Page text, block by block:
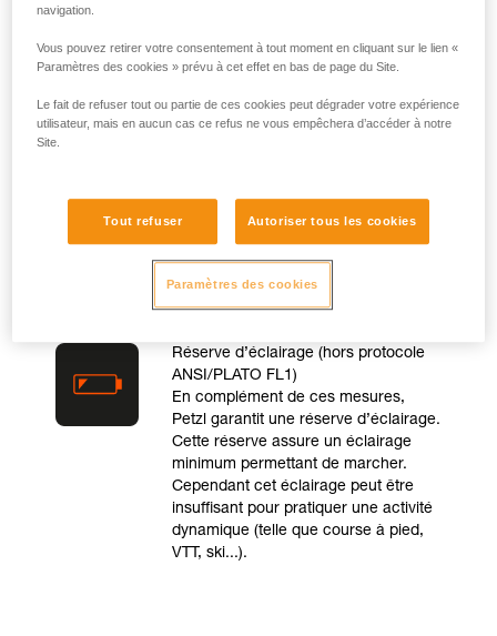
L’autonomie (heures)
Elle correspond à la durée pendant
se mesure à partir de 30 secondes
Réserve d’éclairage (hors protocole
ANSI/PLATO FL1)
En complément de ces mesures,
Petzl garantit une réserve d’éclairage.
Cette réserve assure un éclairage
minimum permettant de marcher.
Cependant cet éclairage peut être
insuffisant pour pratiquer une activité
dynamique (telle que course à pied,
VTT, ski...).
navigation.
Vous pouvez retirer votre consentement à tout moment en cliquant sur le lien «
Paramètres des cookies » prévu à cet effet en bas de page du Site.
Le fait de refuser tout ou partie de ces cookies peut dégrader votre expérience
utilisateur, mais en aucun cas ce refus ne vous empêchera d’accéder à notre
Site.
Tout refuser Autoriser tous les cookies
Paramètres des cookies